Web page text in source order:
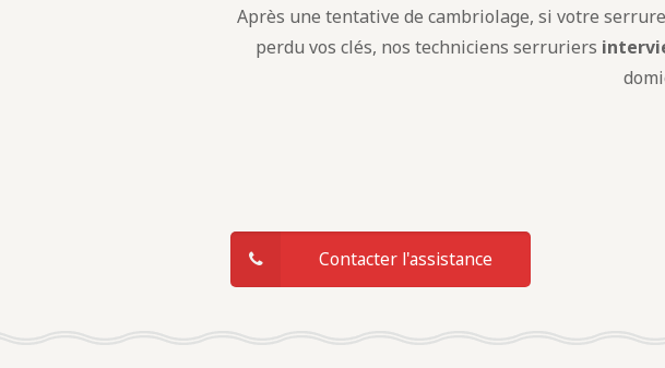
Après une tentative de cambriolage, si votre
perdu vos clés, nos techniciens serruriers
Contacter l'assistance